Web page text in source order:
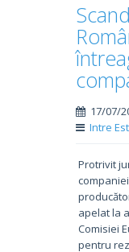
17/07/
Intre
Protrivit
apelat la
Comisiei
pentru